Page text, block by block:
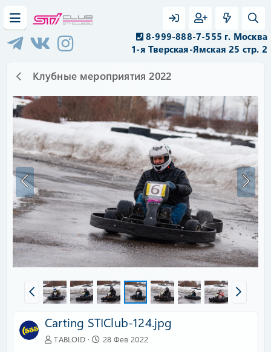
8-999-888-7-555 г. Москва
1-я Тверская-Ямская 25 стр. 2
Клубные мероприятия 2022
Carting STIClub-124.jpg
TABLOID 28 Фев 2022